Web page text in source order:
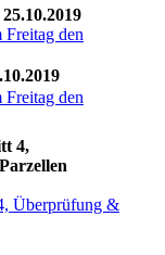
Freitag den
Freitag den
4,
Überprüfung &